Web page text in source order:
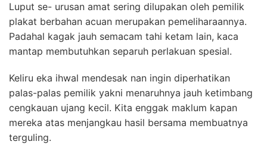
Luput se- urusan amat sering dilupakan oleh pemilik
plakat berbahan acuan merupakan pemeliharaannya.
Padahal kagak jauh semacam tahi ketam lain, kaca
mantap membutuhkan separuh perlakuan spesial.
Keliru eka ihwal mendesak nan ingin diperhatikan
palas-palas pemilik yakni menaruhnya jauh ketimbang
cengkauan ujang kecil. Kita enggak maklum kapan
mereka atas menjangkau hasil bersama membuatnya
terguling.